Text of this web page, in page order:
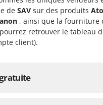
maïs
de SAV sur des produits
, ainsi que la fourniture
retrouver le tableau
client).